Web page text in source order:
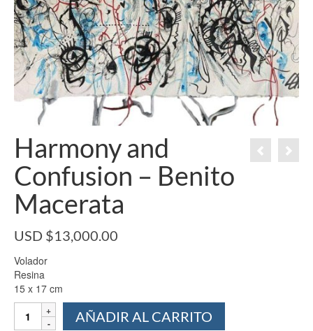
Harmony and
Confusion – Benito
Macerata
USD $13,000.00
Volador
Resina
15 x 17 cm
Harmony
and
AÑADIR AL CARRITO